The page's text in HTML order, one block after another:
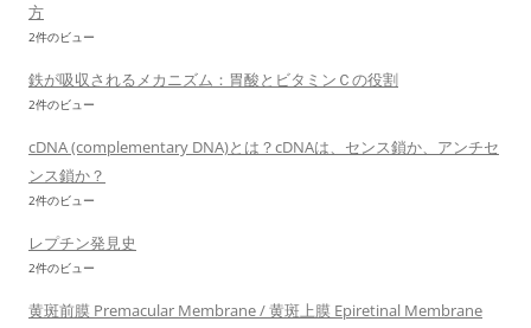
方
2件のビュー
鉄が吸収されるメカニズム：胃酸とビタミンＣの役割
2件のビュー
cDNA (complementary DNA)とは？cDNAは、センス鎖か、アンチセ
ンス鎖か？
2件のビュー
レプチン発見史
2件のビュー
黄斑前膜 Premacular Membrane / 黄斑上膜 Epiretinal Membrane